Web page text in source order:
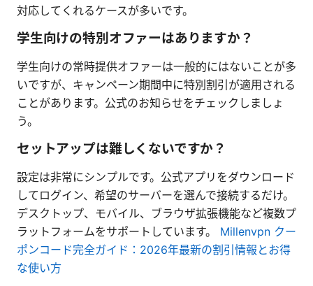
対応してくれるケースが多いです。
学生向けの特別オファーはありますか？
学生向けの常時提供オファーは一般的にはないことが多
いですが、キャンペーン期間中に特別割引が適用される
ことがあります。公式のお知らせをチェックしましょ
う。
セットアップは難しくないですか？
設定は非常にシンプルです。公式アプリをダウンロード
してログイン、希望のサーバーを選んで接続するだけ。
デスクトップ、モバイル、ブラウザ拡張機能など複数プ
ラットフォームをサポートしています。 Millenvpn クー
ポンコード完全ガイド：2026年最新の割引情報とお得
な使い方